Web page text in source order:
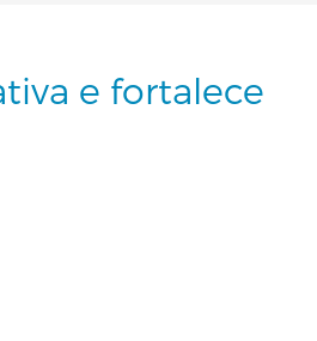
e fortalece